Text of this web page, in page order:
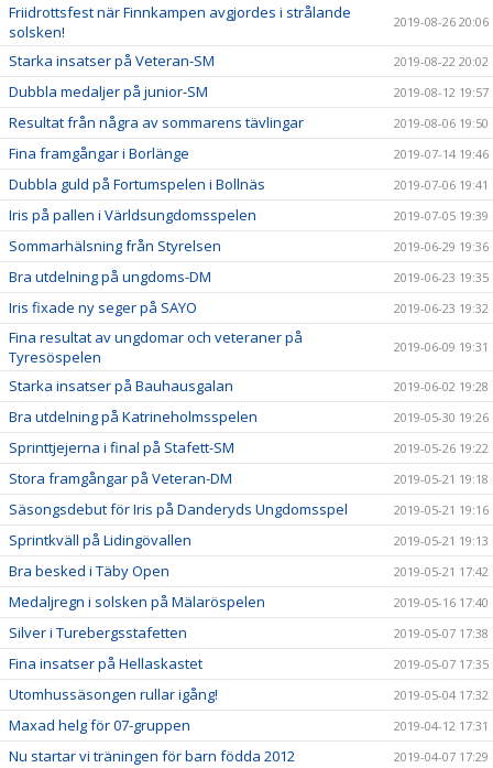
Friidrottsfest när Finnkampen avgjordes i strålande
solsken!
2019-08-26 20:06
Starka insatser på Veteran-SM 2019-08-22 20:02
Dubbla medaljer på junior-SM 2019-08-12 19:57
Resultat från några av sommarens tävlingar 2019-08-06 19:50
Fina framgångar i Borlänge 2019-07-14 19:46
Dubbla guld på Fortumspelen i Bollnäs 2019-07-06 19:41
Iris på pallen i Världsungdomsspelen 2019-07-05 19:39
Sommarhälsning från Styrelsen 2019-06-29 19:36
Bra utdelning på ungdoms-DM 2019-06-23 19:35
Iris fixade ny seger på SAYO 2019-06-23 19:32
Fina resultat av ungdomar och veteraner på
Tyresöspelen
2019-06-09 19:31
Starka insatser på Bauhausgalan 2019-06-02 19:28
Bra utdelning på Katrineholmsspelen 2019-05-30 19:26
Sprinttjejerna i final på Stafett-SM 2019-05-26 19:22
Stora framgångar på Veteran-DM 2019-05-21 19:18
Säsongsdebut för Iris på Danderyds Ungdomsspel 2019-05-21 19:16
Sprintkväll på Lidingövallen 2019-05-21 19:13
Bra besked i Täby Open 2019-05-21 17:42
Medaljregn i solsken på Mälaröspelen 2019-05-16 17:40
Silver i Turebergsstafetten 2019-05-07 17:38
Fina insatser på Hellaskastet 2019-05-07 17:35
Utomhussäsongen rullar igång! 2019-05-04 17:32
Maxad helg för 07-gruppen 2019-04-12 17:31
Nu startar vi träningen för barn födda 2012 2019-04-07 17:29